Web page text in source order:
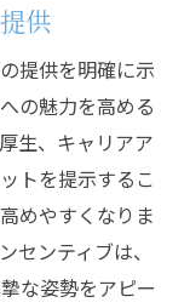
供
提供を明確に示
の魅力を高める
生、キャリアア
トを提示するこ
めやすくなりま
センティブは、
な姿勢をアピー